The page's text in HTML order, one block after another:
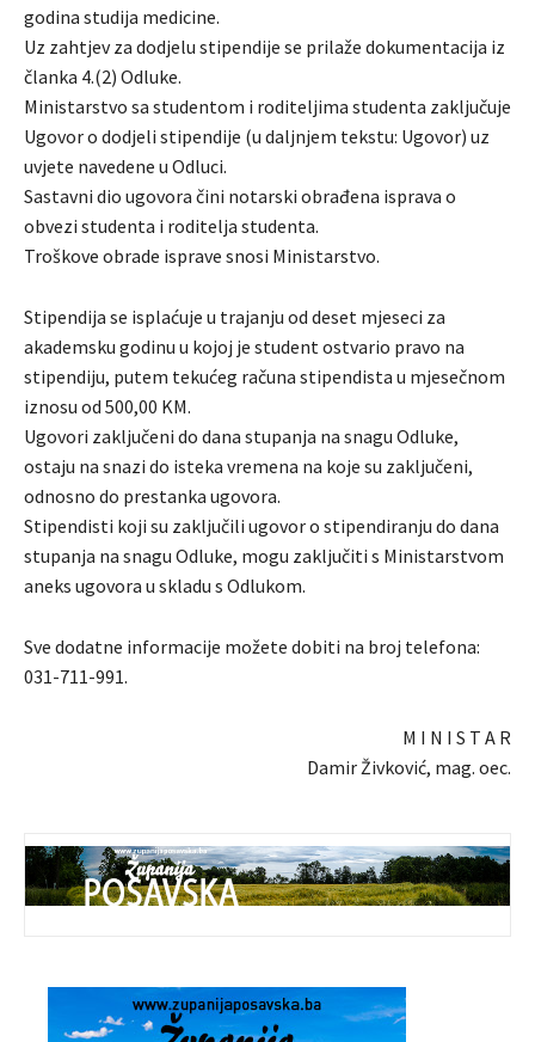
godina studija medicine.
Uz zahtjev za dodjelu stipendije se prilaže dokumentacija iz
članka 4.(2) Odluke.
Ministarstvo sa studentom i roditeljima studenta zaključuje
Ugovor o dodjeli stipendije (u daljnjem tekstu: Ugovor) uz
uvjete navedene u Odluci.
Sastavni dio ugovora čini notarski obrađena isprava o
obvezi studenta i roditelja studenta.
Troškove obrade isprave snosi Ministarstvo.
Stipendija se isplaćuje u trajanju od deset mjeseci za
akademsku godinu u kojoj je student ostvario pravo na
stipendiju, putem tekućeg računa stipendista u mjesečnom
iznosu od 500,00 KM.
Ugovori zaključeni do dana stupanja na snagu Odluke,
ostaju na snazi do isteka vremena na koje su zaključeni,
odnosno do prestanka ugovora.
Stipendisti koji su zaključili ugovor o stipendiranju do dana
stupanja na snagu Odluke, mogu zaključiti s Ministarstvom
aneks ugovora u skladu s Odlukom.
Sve dodatne informacije možete dobiti na broj telefona:
031-711-991.
M I N I S T A R
Damir Živković, mag. oec.